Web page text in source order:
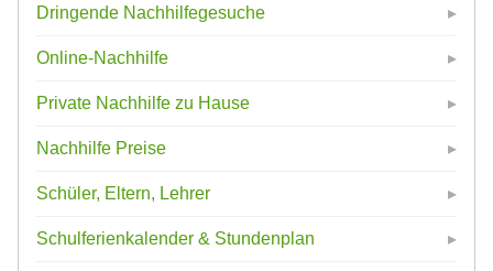
Dringende Nachhilfegesuche
Online-Nachhilfe
Private Nachhilfe zu Hause
Nachhilfe Preise
Schüler, Eltern, Lehrer
Schulferienkalender & Stundenplan